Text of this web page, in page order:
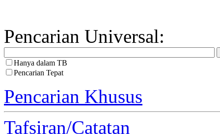
Pencarian Universal:
Hanya dalam TB
Pencarian Tepat
Pencarian Khusus
Tafsiran/Catatan